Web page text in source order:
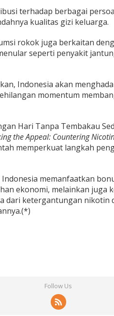
terhadap berbagai
kualitas gizi keluarga.
rokok juga berkaitan
seperti penyakit
Indonesia akan
momentum
Hari Tanpa Tembakau
the Appeal: Countering
memperkuat langkah
memanfaatkan
ekonomi, melainkan juga
dari ketergantungan nikotin
Follow Us